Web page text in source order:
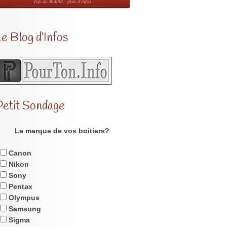
Blog d’Infos
Sondage
La marque de vos boitiers?
Canon
Nikon
Sony
Pentax
Olympus
Samsung
Sigma